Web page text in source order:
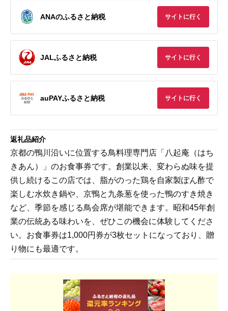
ANAのふるさと納税 サイトに行く
JALふるさと納税 サイトに行く
auPAYふるさと納税 サイトに行く
返礼品紹介
京都の鴨川沿いに位置する鳥料理専門店「八起庵（はち
きあん）」のお食事券です。創業以来、変わらぬ味を提
供し続けるこの店では、脂がのった鶏を自家製ぽん酢で
楽しむ水炊き鍋や、京鴨と九条葱を使った鴨のすき焼き
など、季節を感じる鳥会席が堪能できます。昭和45年創
業の伝統ある味わいを、ぜひこの機会に体験してくださ
い。お食事券は1,000円券が3枚セットになっており、贈
り物にも最適です。